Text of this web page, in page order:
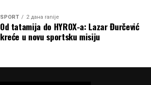
SPORT 2 дана ranije
Od tatamija do HYROX-a: Lazar Đurčević
kreće u novu sportsku misiju